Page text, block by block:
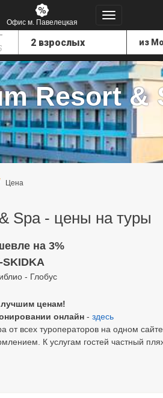
Офис м. Павелецкая
Resort &
Цена
Spa - цены на туры
на 3%
SKIDKA
- Глобус
ценам!
онлайн - здесь
всех туроператоров на одном сайте.
К услугам гостей частный